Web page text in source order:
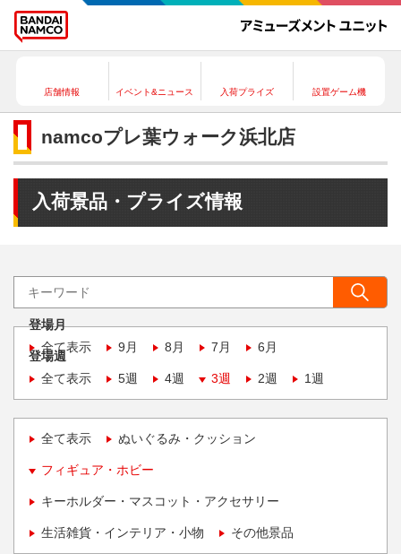
店舗情報 イベント&ニュース 入荷プライズ 設置ゲーム機
namcoプレ葉ウォーク浜北店
入荷景品・プライズ情報
登場月
全て表示
9月 8月 7月 6月
登場週
全て表示
5週 4週 3週 2週 1週
全て表示 ぬいぐるみ・クッション
フィギュア・ホビー
キーホルダー・マスコット・アクセサリー
生活雑貨・インテリア・小物 その他景品